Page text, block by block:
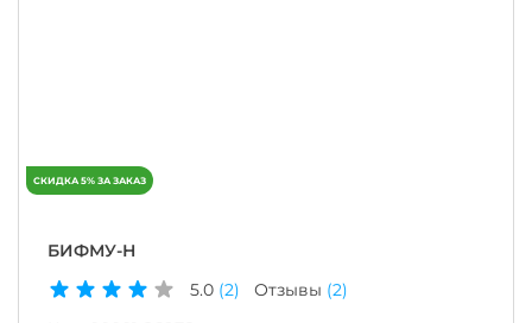
БИФМУ-Н
5.0 (2) Отзывы (2)